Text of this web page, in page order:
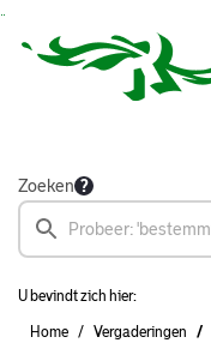
Zoeken
U bevindt zich hier:
Home Vergaderingen